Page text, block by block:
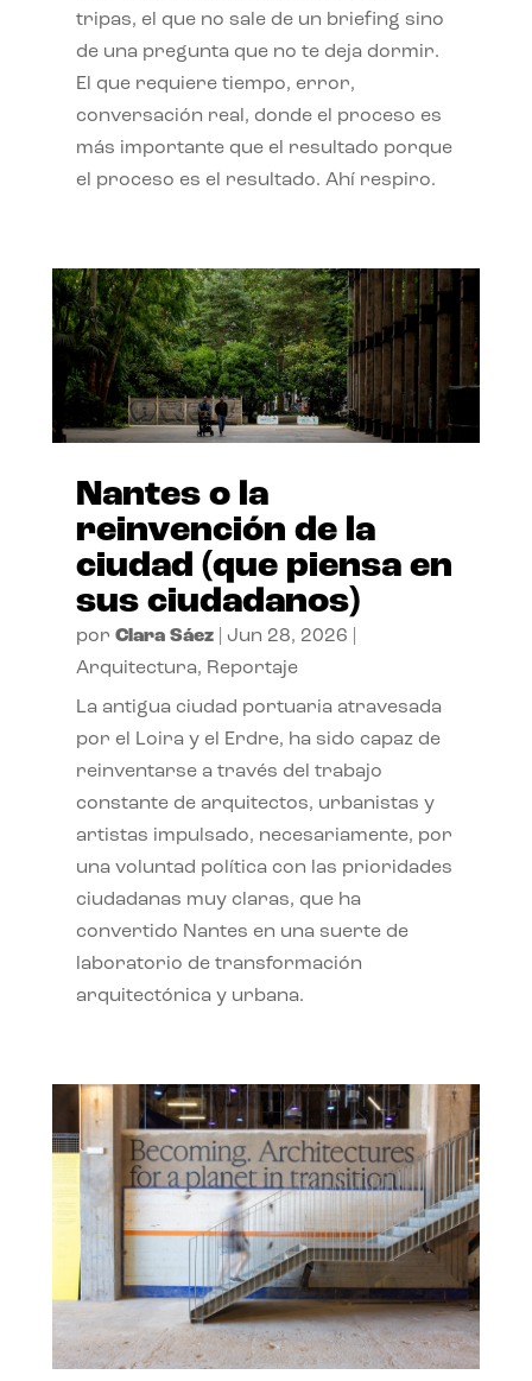
tripas, el que no sale de un briefing sino
de una pregunta que no te deja dormir.
El que requiere tiempo, error,
conversación real, donde el proceso es
más importante que el resultado porque
el proceso es el resultado. Ahí respiro.
Nantes o la
reinvención de la
ciudad (que piensa en
sus ciudadanos)
por Clara Sáez| Jun 28, 2026
Arquitectura, Reportaje
La antigua ciudad portuaria atravesada
por el Loira y el Erdre, ha sido capaz de
reinventarse a través del trabajo
constante de arquitectos, urbanistas y
artistas impulsado, necesariamente, por
una voluntad política con las prioridades
ciudadanas muy claras, que ha
convertido Nantes en una suerte de
laboratorio de transformación
arquitectónica y urbana.